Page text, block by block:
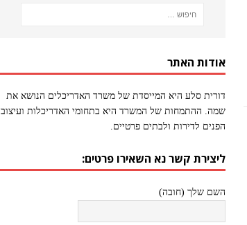
אודות האתר
דורית סלע היא המייסדת של משרד האדריכלים הנושא את
שמה. ההתמחות של המשרד היא בתחומי האדריכלות ועיצוב
הפנים לדירות ולבתים פרטיים.
ליצירת קשר נא השאירו פרטים:
השם שלך (חובה)